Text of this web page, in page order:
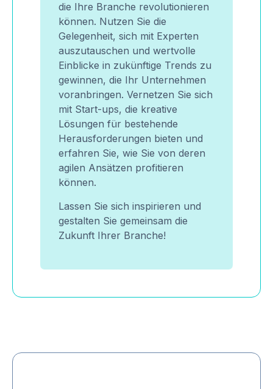
die Ihre Branche revolutionieren
können. Nutzen Sie die
Gelegenheit, sich mit Experten
auszutauschen und wertvolle
Einblicke in zukünftige Trends zu
gewinnen, die Ihr Unternehmen
voranbringen. Vernetzen Sie sich
mit Start-ups, die kreative
Lösungen für bestehende
Herausforderungen bieten und
erfahren Sie, wie Sie von deren
agilen Ansätzen profitieren
können.
Lassen Sie sich inspirieren und
gestalten Sie gemeinsam die
Zukunft Ihrer Branche!